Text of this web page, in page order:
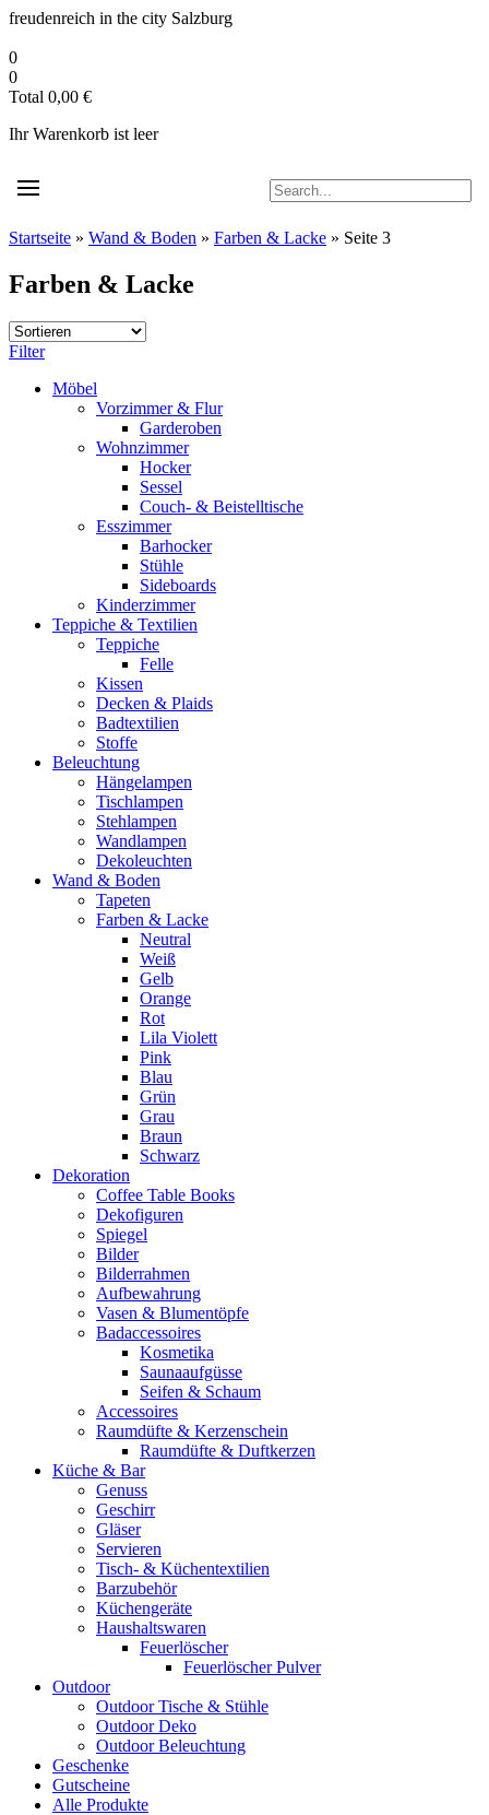
Zum
springen
freudenreich in the city Salzburg
0
0
Total 0,00 €
Ihr Warenkorb ist leer
Startseite » Wand & Boden » Farben & Lacke » Seite 3
Farben & Lacke
Filter
Möbel
Vorzimmer & Flur
Garderoben
Wohnzimmer
Hocker
Sessel
Couch- & Beistelltische
Esszimmer
Barhocker
Stühle
Sideboards
Kinderzimmer
Teppiche & Textilien
Teppiche
Felle
Kissen
Decken & Plaids
Badtextilien
Stoffe
Beleuchtung
Hängelampen
Tischlampen
Stehlampen
Wandlampen
Dekoleuchten
Wand & Boden
Tapeten
Farben & Lacke
Neutral
Weiß
Gelb
Orange
Rot
Lila Violett
Pink
Blau
Grün
Grau
Braun
Schwarz
Dekoration
Coffee Table Books
Dekofiguren
Spiegel
Bilder
Bilderrahmen
Aufbewahrung
Vasen & Blumentöpfe
Badaccessoires
Kosmetika
Saunaaufgüsse
Seifen & Schaum
Accessoires
Raumdüfte & Kerzenschein
Raumdüfte & Duftkerzen
Küche & Bar
Genuss
Geschirr
Gläser
Servieren
Tisch- & Küchentextilien
Barzubehör
Küchengeräte
Haushaltswaren
Feuerlöscher
Feuerlöscher Pulver
Outdoor
Outdoor Tische & Stühle
Outdoor Deko
Outdoor Beleuchtung
Geschenke
Gutscheine
Alle Produkte